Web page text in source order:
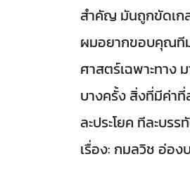
สำคัญ มันถูกขัดเกล
ผมอยากขอบคุณทีม
ศาสตร์เฉพาะทาง
บางครั้ง สิ่งที่มีค่าที่
ละประโยค ทีละบร
เรื่อง: กมลวิช อ่อ